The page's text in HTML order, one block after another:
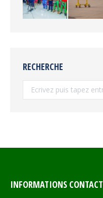
RECHERCHE
Recherche
INFORMATIONS CONTACT